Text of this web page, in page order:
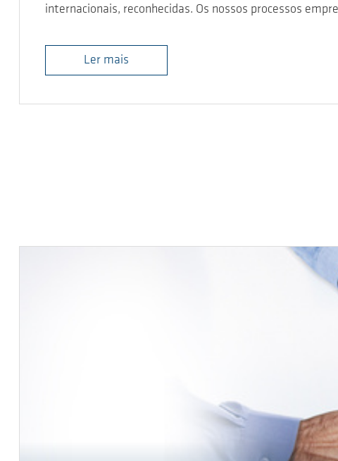
internacionais, reconhecidas. Os nossos processos
Ler mais